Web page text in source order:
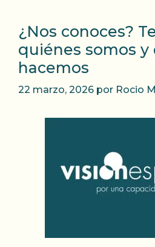
¿Nos conoces?
quiénes somos y
hacemos
22 marzo, 2026 por Rocio